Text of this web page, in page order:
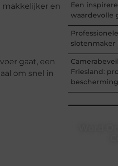
makkelijker en
gaat, een
om snel in
Een
waardevolle
slotenmaker
Friesland: